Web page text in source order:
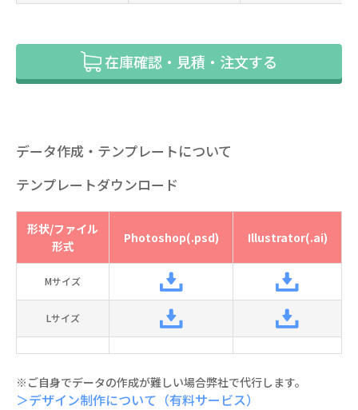
在庫確認・見積・注文する
データ作成・テンプレートについて
テンプレートダウンロード
形状/ファイル
形式
Photoshop(.psd) Illustrator(.ai)
Mサイズ
Lサイズ
※ご自身でデータの作成が難しい場合弊社で代行します。
＞デザイン制作について（有料サービス）